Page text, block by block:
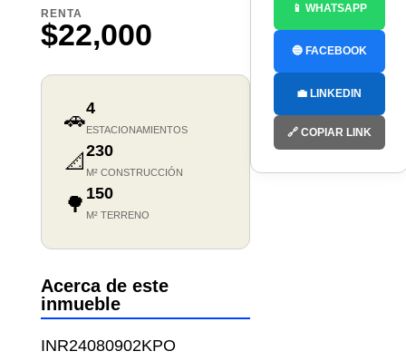
RENTA
$22,000
🚗4
ESTACIONAMIENTOS
📐 230
M² CONSTRUCCIÓN
🌳 150
M² TERRENO
Acerca de este
inmueble
INR24080902KPO
📱 WHATSAPP
🔵 FACEBOOK
💼 LINKEDIN
🔗 COPIAR LINK